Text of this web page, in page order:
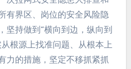
有界区、岗位的安全风险隐
坚持做到“横向到边，纵向到
根源上找准问题、从根本上
力的措施，坚定不移抓紧抓